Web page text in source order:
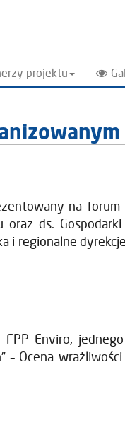
projektu
na
ds.
i regionalne
Enviro,
– Ocena